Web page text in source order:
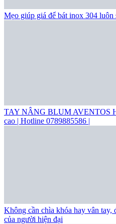
Mẹo giúp giá để bát inox 304 luôn
TAY NÂNG BLUM AVENTOS
cao | Hotline 0789885586 |
Không cần chìa khóa hay vân tay,
của người hiện đại